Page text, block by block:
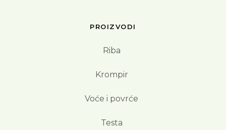
PROIZVODI
Riba
Krompir
Voće i povrće
Testa